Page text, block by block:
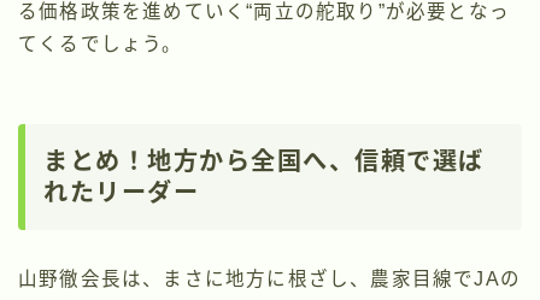
る価格政策を進めていく“両立の舵取り”が必要となっ
てくるでしょう。
まとめ！地方から全国へ、信頼で選ば
れたリーダー
山野徹会長は、まさに地方に根ざし、農家目線でJAの